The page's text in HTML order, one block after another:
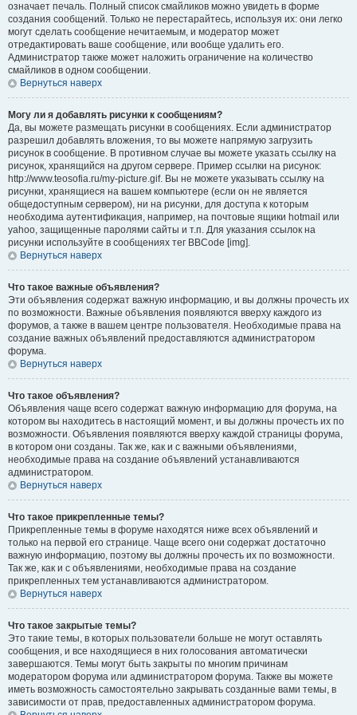
означает печаль. Полный список смайликов можно увидеть в форме
создания сообщений. Только не перестарайтесь, используя их: они легко
могут сделать сообщение нечитаемым, и модератор может
отредактировать ваше сообщение, или вообще удалить его.
Администратор также может наложить ограничение на количество
смайликов в одном сообщении.
Вернуться наверх
Могу ли я добавлять рисунки к сообщениям?
Да, вы можете размещать рисунки в сообщениях. Если администратор
разрешил добавлять вложения, то вы можете напрямую загрузить
рисунок в сообщение. В противном случае вы можете указать ссылку на
рисунок, хранящийся на другом сервере. Пример ссылки на рисунок:
http://www.teosofia.ru/my-picture.gif. Вы не можете указывать ссылку на
рисунки, хранящиеся на вашем компьютере (если он не является
общедоступным сервером), ни на рисунки, для доступа к которым
необходима аутентификация, например, на почтовые ящики hotmail или
yahoo, защищенные паролями сайты и т.п. Для указания ссылок на
рисунки используйте в сообщениях тег BBCode [img].
Вернуться наверх
Что такое важные объявления?
Эти объявления содержат важную информацию, и вы должны прочесть их
по возможности. Важные объявления появляются вверху каждого из
форумов, а также в вашем центре пользователя. Необходимые права на
создание важных объявлений предоставляются администратором
форума.
Вернуться наверх
Что такое объявления?
Объявления чаще всего содержат важную информацию для форума, на
котором вы находитесь в настоящий момент, и вы должны прочесть их по
возможности. Объявления появляются вверху каждой страницы форума,
в котором они созданы. Так же, как и с важными объявлениями,
необходимые права на создание объявлений устанавливаются
администратором.
Вернуться наверх
Что такое прикрепленные темы?
Прикрепленные темы в форуме находятся ниже всех объявлений и
только на первой его странице. Чаще всего они содержат достаточно
важную информацию, поэтому вы должны прочесть их по возможности.
Так же, как и с объявлениями, необходимые права на создание
прикрепленных тем устанавливаются администратором.
Вернуться наверх
Что такое закрытые темы?
Это такие темы, в которых пользователи больше не могут оставлять
сообщения, и все находящиеся в них голосования автоматически
завершаются. Темы могут быть закрыты по многим причинам
модератором форума или администратором форума. Также вы можете
иметь возможность самостоятельно закрывать созданные вами темы, в
зависимости от прав, предоставленных администратором форума.